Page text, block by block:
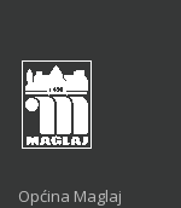
Općina Maglaj